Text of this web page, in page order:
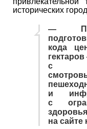
исторических
—
кода
с
и
с
на сайте